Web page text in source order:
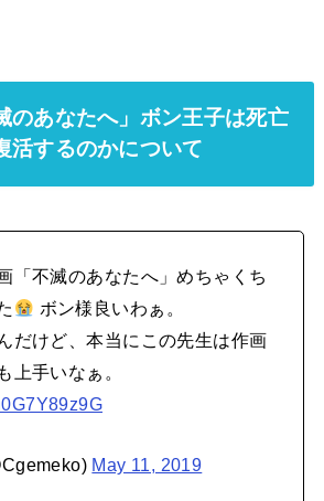
のあなたへ」ボン王子は死亡
活するのかについて
「不滅のあなたへ」めちゃくち
ボン様良いわぁ。
だけど、本当にこの先生は作画
上手いなぁ。
May 11, 2019